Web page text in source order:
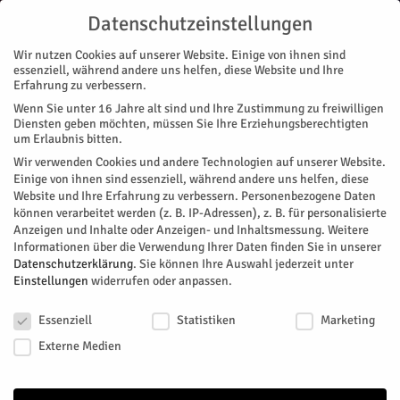
Start Nachrichten Region „Ferien-Info 2018“ ist ab sofort erhältlich
NACHRICHTEN REGION
„Ferien-Info 2018“ ist ab sofort
erhältlich
Erneut bringt das Amt für Demografie, Kinder, Jugend, Familie
und Senioren der Kreisverwaltung Düren wieder eine "Ferien-
Info"- Broschüre heraus. Darin sind vielfältige örtliche
aufgeführt, die in den Oster-, Sommer- und Herbstferien von
verschiedenen Trägern angeboten werden.
Datenschutzeinstellungen
Wir nutzen Cookies auf unserer Website. Einige von ihnen sind
essenziell, während andere uns helfen, diese Website und Ihre
Erfahrung zu verbessern.
Wenn Sie unter 16 Jahre alt sind und Ihre Zustimmung zu freiwilligen
Diensten geben möchten, müssen Sie Ihre Erziehungsberechtigten
um Erlaubnis bitten.
Wir verwenden Cookies und andere Technologien auf unserer Website.
Einige von ihnen sind essenziell, während andere uns helfen, diese
Website und Ihre Erfahrung zu verbessern. Personenbezogene Daten
können verarbeitet werden (z. B. IP-Adressen), z. B. für personalisierte
Anzeigen und Inhalte oder Anzeigen- und Inhaltsmessung. Weitere
Informationen über die Verwendung Ihrer Daten finden Sie in unserer
Datenschutzerklärung. Sie können Ihre Auswahl jederzeit unter
Einstellungen widerrufen oder anpassen.
Essenziell
Statistiken
Marketing
Externe Medien